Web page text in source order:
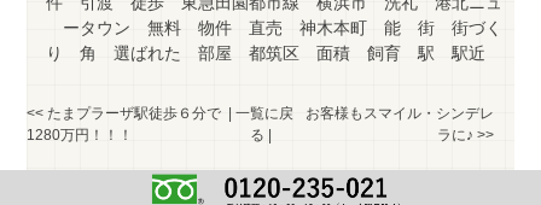
ータウン
無料 物件 直売 神木本町 能 街
街づく
り
角 選ばれた 部屋 都筑区 面積 飼育 駅 駅近
<< たまプラーザ駅徒歩６分で
1280万円！！！
一覧に戻
る
お客様もスマイル・シンデレ
ラに♪>>